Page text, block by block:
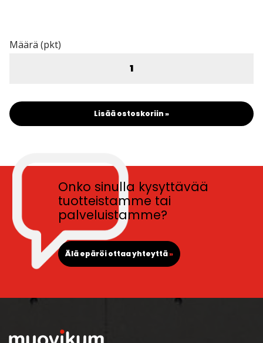
Määrä (pkt)
Lisää ostoskoriin »
Onko sinulla kysyttävää
tuotteistamme tai
palveluistamme?
Älä epäröi ottaa yhteyttä»